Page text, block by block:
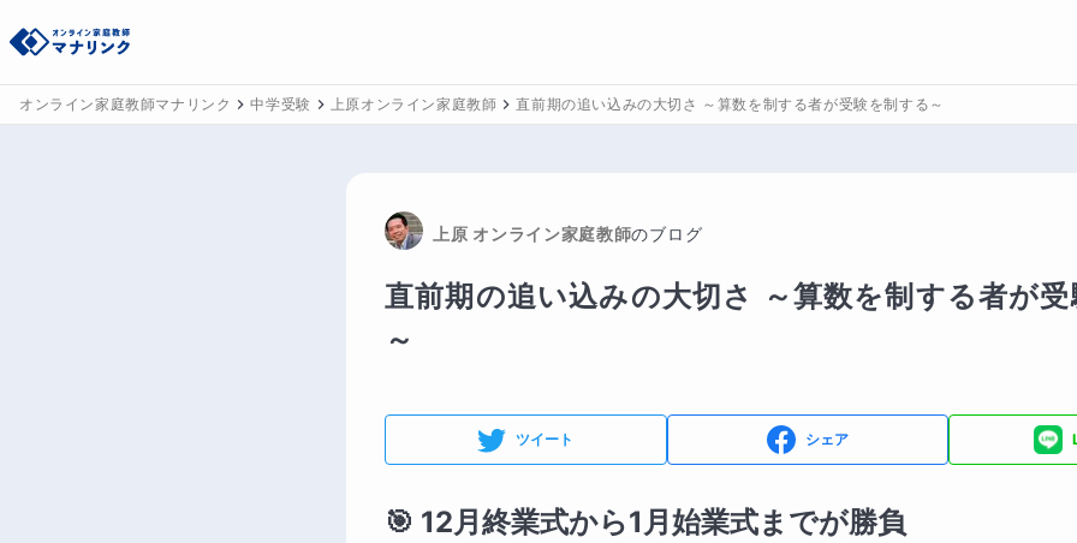
オンライン家庭教師マナリンク 中学受験 上原オンライン家庭教師 直前期の追い込みの大切さ ～算数を制する者が受験を制する～
上原 オンライン家庭教師のブログ
直前期の追い込みの大切さ ～算数を制する者が受
～
ツイート シェア
🎯 12月終業式から1月始業式までが勝負